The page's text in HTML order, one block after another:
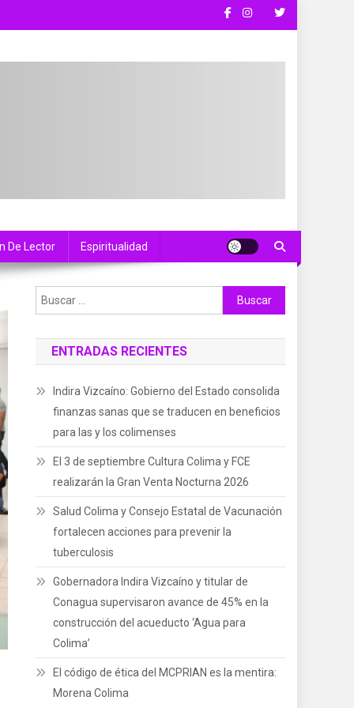
De Lector Espiritualidad
Buscar:
ENTRADAS RECIENTES
Indira Vizcaíno: Gobierno del Estado consolida
finanzas sanas que se traducen en beneficios
para las y los colimenses
El 3 de septiembre Cultura Colima y FCE
realizarán la Gran Venta Nocturna 2026
Salud Colima y Consejo Estatal de Vacunación
fortalecen acciones para prevenir la
tuberculosis
Gobernadora Indira Vizcaíno y titular de
Conagua supervisaron avance de 45% en la
construcción del acueducto ‘Agua para
Colima’
El código de ética del MCPRIAN es la mentira:
Morena Colima